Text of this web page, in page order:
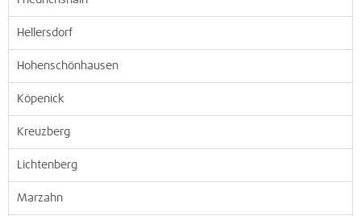
Hellersdorf
Hohenschönhausen
Köpenick
Kreuzberg
Lichtenberg
Marzahn